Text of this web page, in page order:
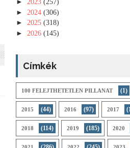
2023 (257)
► 2024 (306)
► 2025 (318)
► 2026 (145)
Címkék
100 FELEJTHETETLEN PILLANAT (1)
2015 (44) 2016 (97) 2017
2018 (114) 2019 (185) 2020